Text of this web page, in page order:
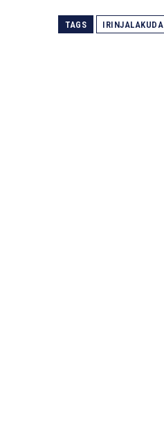
TAGS IRINJALAKUDA